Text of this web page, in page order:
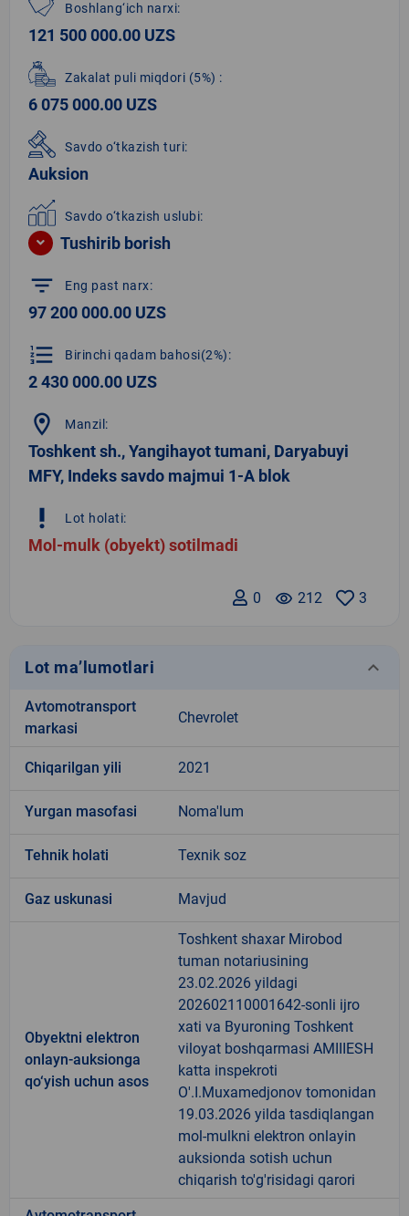
Boshlang‘ich narxi:
121 500 000.00 UZS
Zakalat puli miqdori (5%) :
6 075 000.00 UZS
Savdo o‘tkazish turi:
Auksion
Savdo o‘tkazish uslubi:
Tushirib borish
filter_list Eng past narx:
97 200 000.00 UZS
format_list_numbered Birinchi qadam bahosi(2%):
2 430 000.00 UZS
location_on Manzil:
Toshkent sh., Yangihayot tumani, Daryabuyi
MFY, Indeks savdo majmui 1-A blok
priority_high Lot holati:
Mol-mulk (obyekt) sotilmadi
3
remove_red_eye 212
0
Lot ma’lumotlari keyboard_arrow_down
Avtomotransport
markasi
Chevrolet
Chiqarilgan yili 2021
Yurgan masofasi Noma'lum
Tehnik holati Texnik soz
Gaz uskunasi Mavjud
Obyektni elektron
onlayn-auksionga
qo‘yish uchun asos
Toshkent shaxar Mirobod
tuman notariusining
23.02.2026 yildagi
202602110001642-sonli ijro
xati va Byuroning Toshkent
viloyat boshqarmasi AMIIIESH
katta inspekroti
O'.I.Muxamedjonov tomonidan
19.03.2026 yilda tasdiqlangan
mol-mulkni elektron onlayin
auksionda sotish uchun
chiqarish to'g'risidagi qarori